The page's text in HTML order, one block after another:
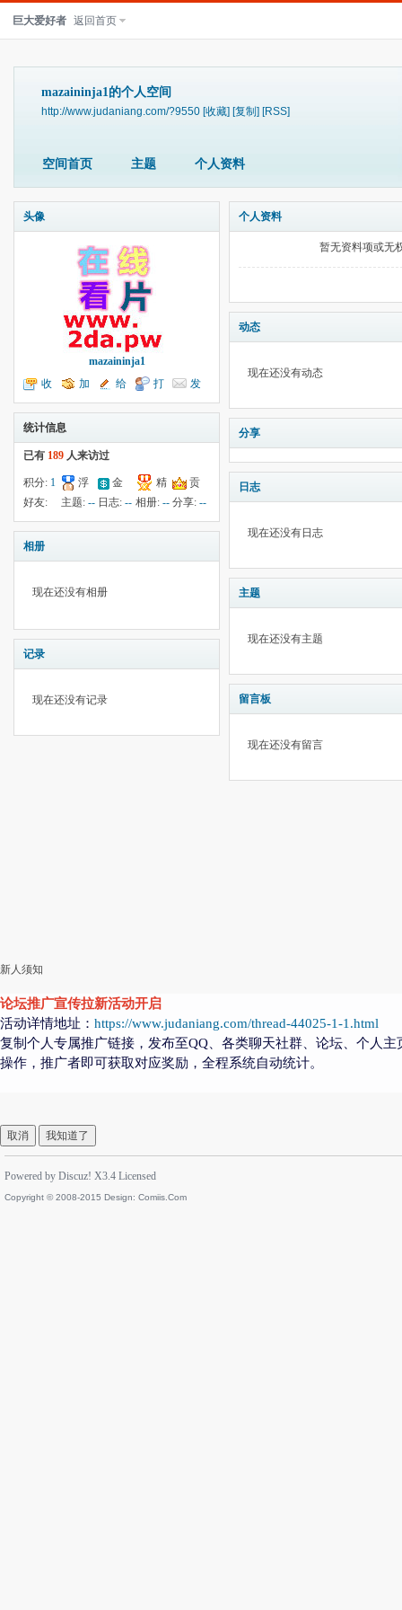
巨大爱好者 返回首页
mazaininja1的个人空间
http://www.judaniang.com/?9550 [收藏] [复制] [RSS]
空间首页 主题 个人资料
头像
mazaininja1
收
听TA
加
为好友
给
我留言
打
个招呼
发
送消息
统计信息
已有 189 人来访过
积分: 1
浮
云:--
金
钱:--
精
华:--
贡
献:--
好友:
198
主题: -- 日志:-- 相册: -- 分享:--
相册
现在还没有相册
记录
现在还没有记录
个人资料
暂无资料项或无
动态
现在还没有动态
分享
日志
现在还没有日志
主题
现在还没有主题
留言板
现在还没有留言
新人须知
论坛推广宣传拉新活动开启
活动详情地址： https://www.judaniang.com/thread-44025-1-1.html
复制个人专属推广链接，发布至QQ、各类聊天社群、论坛、个人
操作，推广者即可获取对应奖励，全程系统自动统计。
取消 我知道了
Powered by Discuz! X3.4 Licensed
Copyright © 2008-2015 Design: Comiis.Com